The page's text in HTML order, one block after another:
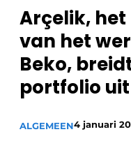
Podcasts
Privacy /
Vacature
Video’s
Arçelik,
van het
Beko,
portfolio uit
ALGEMEEN4 januari